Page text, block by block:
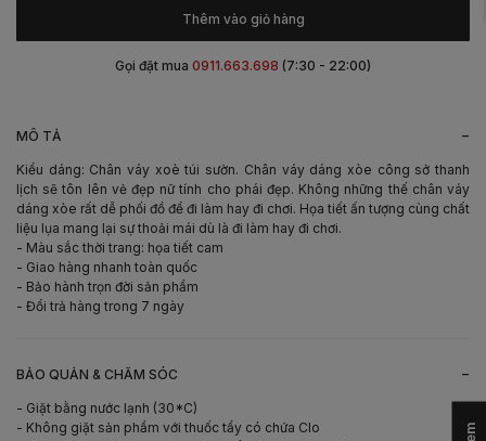
MÔ TẢ -
Kiểu dáng: Chân váy xoè túi sườn. Chân váy dáng xòe công sở thanh
lịch sẽ tôn lên vẻ đẹp nữ tính cho phái đẹp. Không những thế chân váy
dáng xòe rất dễ phối đồ để đi làm hay đi chơi. Họa tiết ấn tượng cùng chất
liệu lụa mang lại sự thoải mái dù là đi làm hay đi chơi.
- Màu sắc thời trang: họa tiết cam
- Giao hàng nhanh toàn quốc
- Bảo hành trọn đời sản phẩm
- Đổi trả hàng trong 7 ngày
BẢO QUẢN & CHĂM SÓC -
- Giặt bằng nước lạnh (30*C)
- Không giặt sản phẩm với thuốc tẩy có chứa Clo
Thêm vào giỏ hàng
Gọi đặt mua 0911.663.698 (7:30 - 22:00)